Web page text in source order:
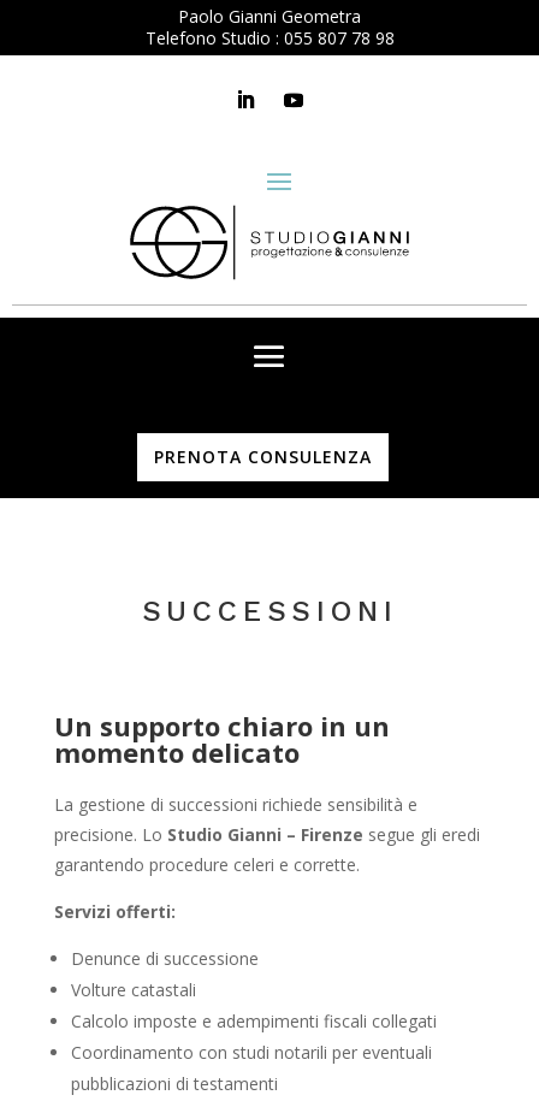
Paolo Gianni Geometra
Telefono Studio : 055 807 78 98
PRENOTA CONSULENZA
SUCCESSIONI
Un supporto chiaro in un
momento delicato
La gestione di successioni richiede sensibilità e
precisione. Lo Studio Gianni – Firenze segue gli eredi
garantendo procedure celeri e corrette.
Servizi offerti:
Denunce di successione
Volture catastali
Calcolo imposte e adempimenti fiscali collegati
Coordinamento con studi notarili per eventuali
pubblicazioni di testamenti